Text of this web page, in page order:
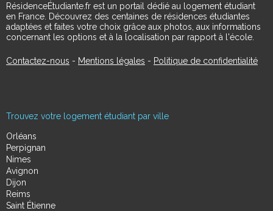
RésidenceÉtudiante.fr est un portail dédié au logement étudiant
en France. Découvrez des centaines de résidences étudiantes
adaptées et faites votre choix grâce aux photos, aux informations
concernant les options et à la localisation par rapport à l'école.
Contactez-nous - Mentions légales - Politique de confidentialité
Trouvez votre logement étudiant par ville
Orléans
Perpignan
Nimes
Avignon
Dijon
Reims
Saint Étienne